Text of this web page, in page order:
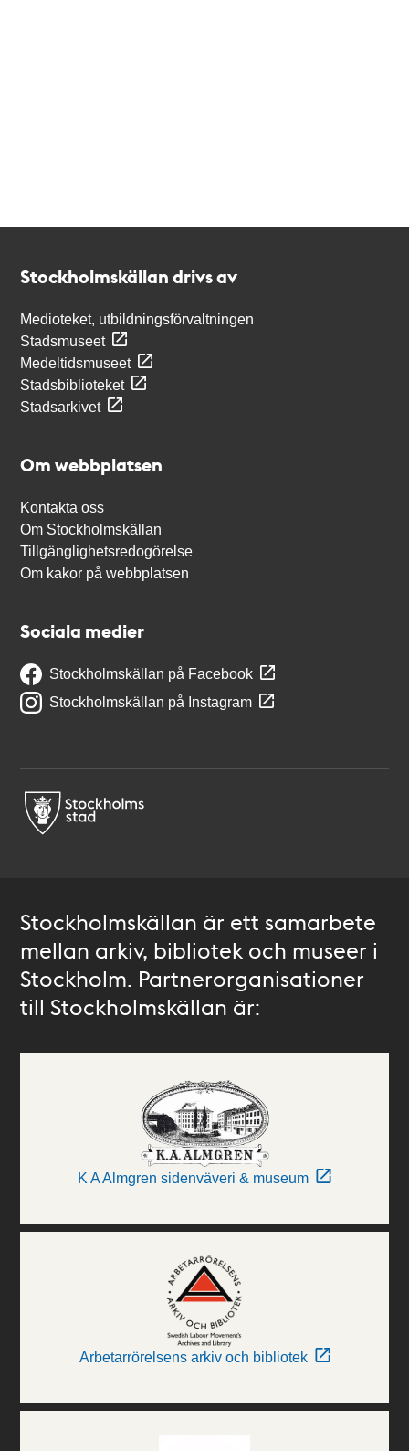
Stockholmskällan drivs av
Medioteket, utbildningsförvaltningen
Stadsmuseet
Medeltidsmuseet
Stadsbiblioteket
Stadsarkivet
Om webbplatsen
Kontakta oss
Om Stockholmskällan
Tillgänglighetsredogörelse
Om kakor på webbplatsen
Sociala medier
Stockholmskällan på Facebook
Stockholmskällan på Instagram
Stockholmskällan är ett samarbete
mellan arkiv, bibliotek och museer i
Stockholm. Partnerorganisationer
till Stockholmskällan är:
K A Almgren sidenväveri & museum
Arbetarrörelsens arkiv och bibliotek